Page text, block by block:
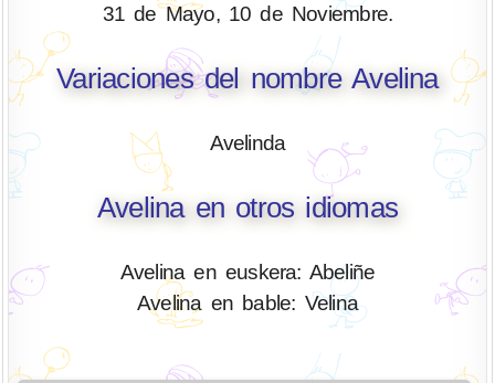
31 de Mayo, 10 de Noviembre.
Variaciones del nombre Avelina
Avelinda
Avelina en otros idiomas
Avelina en euskera: Abeliñe
Avelina en bable: Velina